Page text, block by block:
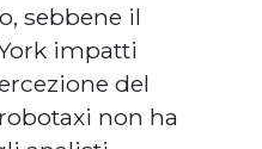
sebbene il
impatti
del
non ha